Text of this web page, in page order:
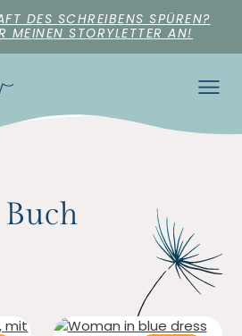
DES SCHREIBENS SPÜREN?
MEINEN STORYLETTER AN!
Buch